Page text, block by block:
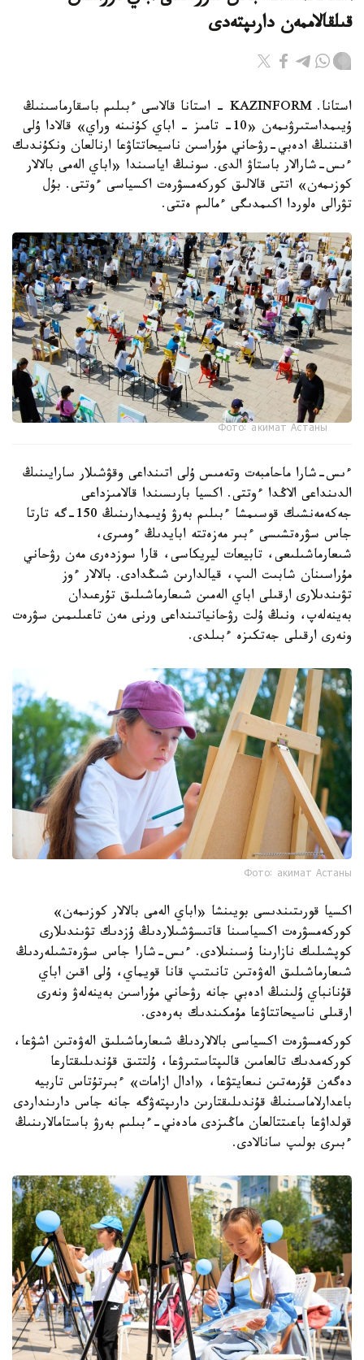
قىلقالاممەن دارىپتەدى
استانا. KAZINFORM - استانا قالاسى ءبىلىم باسقارماسىنىڭ
ۇيىمداستىرۋىمەن «10- تامىز - اباي كۇنىنە وراي» قالادا ۇلى
اقىننىڭ ادەبي-رۋحاني مۇراسىن ناسيحاتتاۋعا ارنالعان ونكۇندىك
ءىس-شارالار باستاۋ الدى. سونىڭ اياسىندا «اباي الەمى بالالار
كوزىمەن» اتتى قالالىق كوركەمسۋرەت اكسياسى ءوتتى. بۇل
تۋرالى ەلوردا اكىمدىگى ءمالىم ەتتى.
Фото: акимат Астаны
ءىس-شارا ماحامبەت وتەمىس ۇلى اتىنداعى وقۋشىلار سارايىنىڭ
الدىنداعى الاڭدا ءوتتى. اكسيا بارىسىندا قالامىزداعى
جەكەمەنشىك قوسىمشا ءبىلىم بەرۋ ۇيىمدارىنىڭ 150-گە تارتا
جاس سۋرەتشىسى ءبىر مەزەتتە ابايدىڭ ءومىرى،
شىعارماشىلىعى، تابيعات ليريكاسى، قارا سوزدەرى مەن رۋحاني
مۇراسىنان شابىت الىپ، قيالدارىن شىڭدادى. بالالار ءوز
تۋىندىلارى ارقىلى اباي الەمىن شىعارماشىلىق تۇرعىدان
بەينەلەپ، ونىڭ ۇلت رۋحانياتىنداعى ورنى مەن تاعىلىمىن سۋرەت
ونەرى ارقىلى جەتكىزە ءبىلدى.
Фото: акимат Астаны
اكسيا قورىتىندىسى بويىنشا «اباي الەمى بالالار كوزىمەن»
كوركەمسۋرەت اكسياسىنا قاتىسۋشىلاردىڭ ۇزدىك تۋىندىلارى
كوپشىلىك نازارىنا ۇسىنىلادى. ءىس-شارا جاس سۋرەتشىلەردىڭ
شىعارماشىلىق الەۋەتىن تانىتىپ قانا قويماي، ۇلى اقىن اباي
قۇنانباي ۇلىنىڭ ادەبي جانە رۋحاني مۇراسىن بەينەلەۋ ونەرى
ارقىلى ناسيحاتتاۋعا مۇمكىندىك بەرەدى.
كوركەمسۋرەت اكسياسى بالالاردىڭ شىعارماشىلىق الەۋەتىن اشۋعا،
كوركەمدىك تالعامىن قالىپتاستىرۋعا، ۇلتتىق قۇندىلىقتارعا
دەگەن قۇرمەتىن نىعايتۋعا، «ادال ازامات» ءبىرتۇتاس تاربيە
باعدارلاماسىنىڭ قۇندىلىقتارىن دارىپتەۋگە جانە جاس دارىنداردى
قولداۋعا باعىتتالعان ماڭىزدى مادەني-ءبىلىم بەرۋ باستامالارىنىڭ
ءبىرى بولىپ سانالادى.